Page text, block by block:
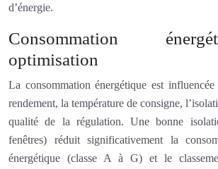
d’énergie.
Consommation
optimisation
La consommation énergétique est
rendement, la température de consigne,
qualité de la régulation. Une bonne
fenêtres) réduit significativement la
énergétique (classe A à G) et le